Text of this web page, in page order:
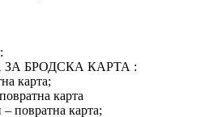
ПРЕВОЗ :
КАРТА :
– повратна карта;
карта
– повратна карта;